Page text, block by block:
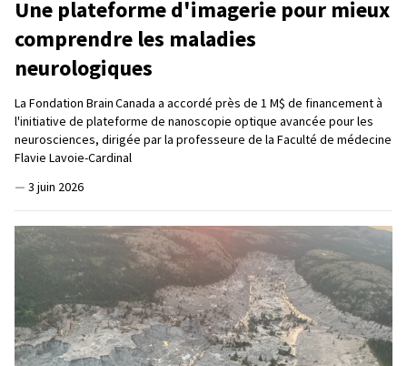
Une plateforme d'imagerie pour mieux
comprendre les maladies
neurologiques
La Fondation Brain Canada a accordé près de 1 M$ de financement à
l'initiative de plateforme de nanoscopie optique avancée pour les
neurosciences, dirigée par la professeure de la Faculté de médecine
Flavie Lavoie-Cardinal
— 3 juin 2026